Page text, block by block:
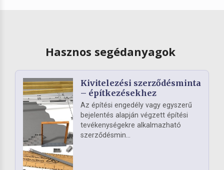
Hasznos segédanyagok
Kivitelezési szerződésminta
– építkezésekhez
Az építési engedély vagy egyszerű
bejelentés alapján végzett építési
tevékenységekre alkalmazható
szerződésmin...